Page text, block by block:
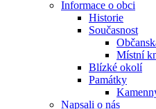
Informace o obci
Historie
Současnost
Místní
Blízké okolí
Památky
Napsali o nás